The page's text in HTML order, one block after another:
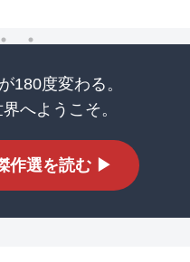
180度変わる。
へようこそ。
作選を読む ▶